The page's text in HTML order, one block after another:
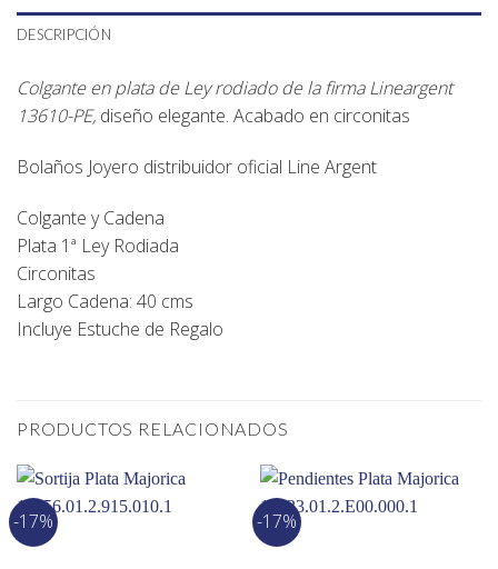
DESCRIPCIÓN
Colgante en plata de Ley rodiado de la firma Lineargent
13610-PE, diseño elegante. Acabado en circonitas
Bolaños Joyero distribuidor oficial Line Argent
Colgante y Cadena
Plata 1ª Ley Rodiada
Circonitas
Largo Cadena: 40 cms
Incluye Estuche de Regalo
PRODUCTOS RELACIONADOS
-17% -17%